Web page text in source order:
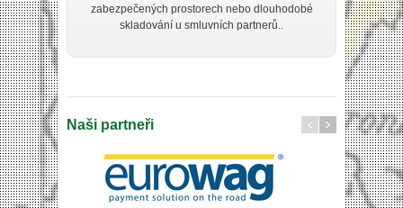
zabezpečených prostorech nebo dlouhodobé
skladování u smluvních partnerů..
Naši partneři